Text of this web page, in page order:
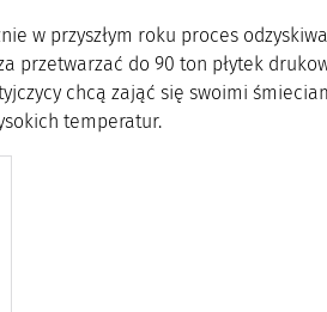
w przyszłym roku proces
przetwarzać do 90 ton płytek
chcą zająć się swoimi
temperatur.